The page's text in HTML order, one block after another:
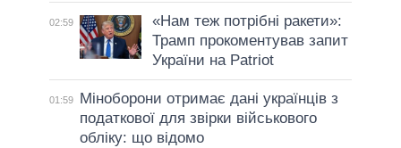
02:59
«Нам теж потрібні ракети»:
Трамп прокоментував запит
України на Patriot
01:59
Міноборони отримає дані українців з
податкової для звірки військового
обліку: що відомо